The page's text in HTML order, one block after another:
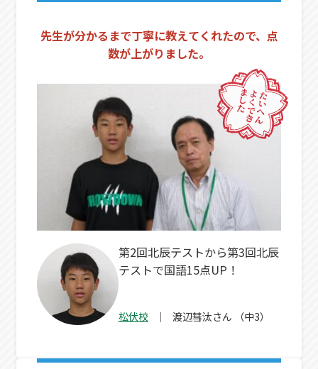
先生が分かるまで丁寧に教えてくれたので、点
数が上がりました。
第2回北辰テストから第3回北辰
テストで国語15点UP！
松伏校 渡辺彗汰さん （中3）